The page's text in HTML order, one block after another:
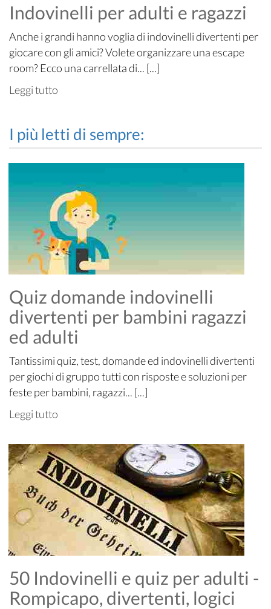
Indovinelli per adulti e ragazzi
Anche i grandi hanno voglia di indovinelli divertenti per
giocare con gli amici? Volete organizzare una escape
room? Ecco una carrellata di... [...]
Leggi tutto
I più letti di sempre:
Quiz domande indovinelli
divertenti per bambini ragazzi
ed adulti
Tantissimi quiz, test, domande ed indovinelli divertenti
per giochi di gruppo tutti con risposte e soluzioni per
feste per bambini, ragazzi... [...]
Leggi tutto
50 Indovinelli e quiz per adulti -
Rompicapo, divertenti, logici